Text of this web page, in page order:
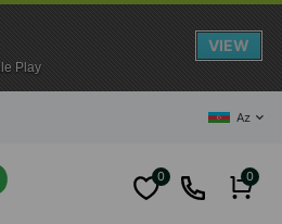
Az
0 0
Play
VIEW